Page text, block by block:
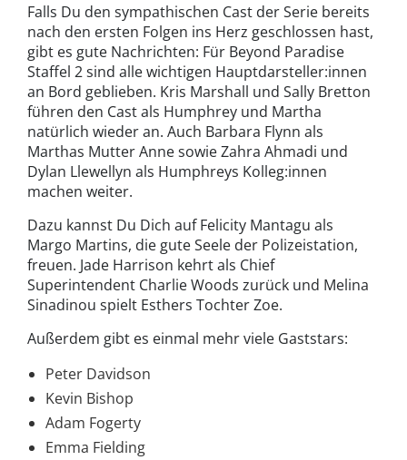
Falls Du den sympathischen Cast der Serie bereits
nach den ersten Folgen ins Herz geschlossen hast,
gibt es gute Nachrichten: Für Beyond Paradise
Staffel 2 sind alle wichtigen Hauptdarsteller:innen
an Bord geblieben. Kris Marshall und Sally Bretton
führen den Cast als Humphrey und Martha
natürlich wieder an. Auch Barbara Flynn als
Marthas Mutter Anne sowie Zahra Ahmadi und
Dylan Llewellyn als Humphreys Kolleg:innen
machen weiter.
Dazu kannst Du Dich auf Felicity Mantagu als
Margo Martins, die gute Seele der Polizeistation,
freuen. Jade Harrison kehrt als Chief
Superintendent Charlie Woods zurück und Melina
Sinadinou spielt Esthers Tochter Zoe.
Außerdem gibt es einmal mehr viele Gaststars:
Peter Davidson
Kevin Bishop
Adam Fogerty
Emma Fielding